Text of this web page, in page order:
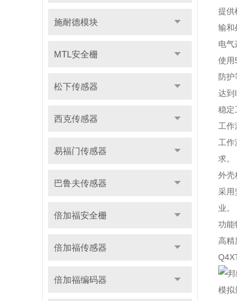
施耐德模块
MTL安全栅
松下传感器
西克传感器
易福门传感器
巴鲁夫传感器
倍加福安全栅
倍加福传感器
倍加福编码器
提供
输和
电气
使用
防护
达到
稳定
工作
工
求。
外壳
采用
业。
功能
高精
模拟